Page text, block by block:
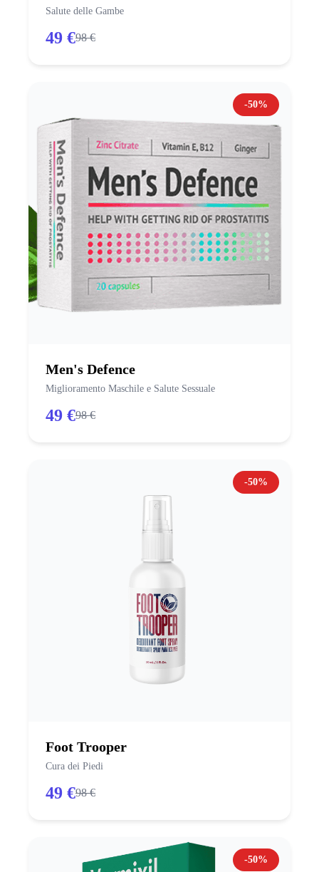
Salute delle Gambe
49 €98 €
-50%
Men's Defence
Miglioramento Maschile e Salute Sessuale
49 €98 €
-50%
Foot Trooper
Cura dei Piedi
49 €98 €
-50%